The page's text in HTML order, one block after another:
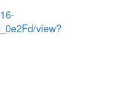
view?